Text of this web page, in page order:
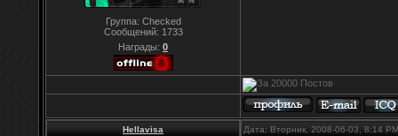
Группа: Checked
Сообщений: 1733
Награды: 0
Hellavisa Дата: Вторник, 2008-06-03, 8:14